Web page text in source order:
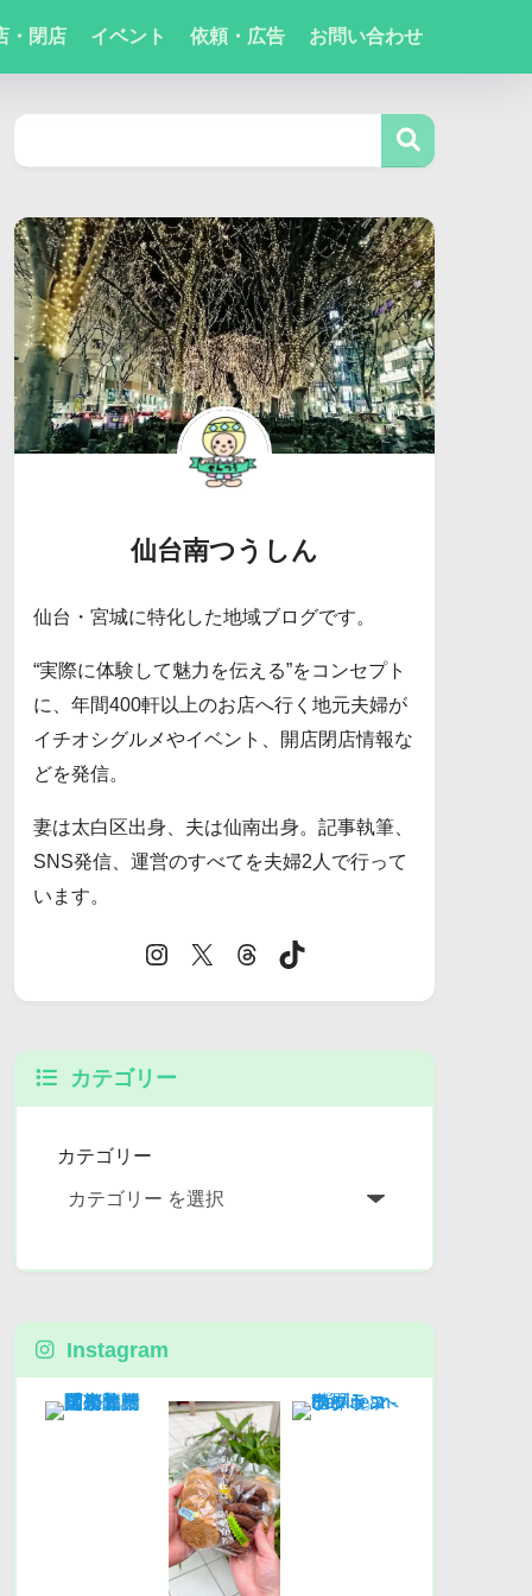
・閉店 イベント 依頼・広告 お問い合わせ
仙台南つうしん
仙台・宮城に特化した地域ブログです。
“実際に体験して魅力を伝える”をコンセプト
に、年間400軒以上のお店へ行く地元夫婦が
イチオシグルメやイベント、開店閉店情報な
どを発信。
妻は太白区出身、夫は仙南出身。記事執筆、
SNS発信、運営のすべてを夫婦2人で行って
います。
カテゴリー
カテゴリー
Instagram